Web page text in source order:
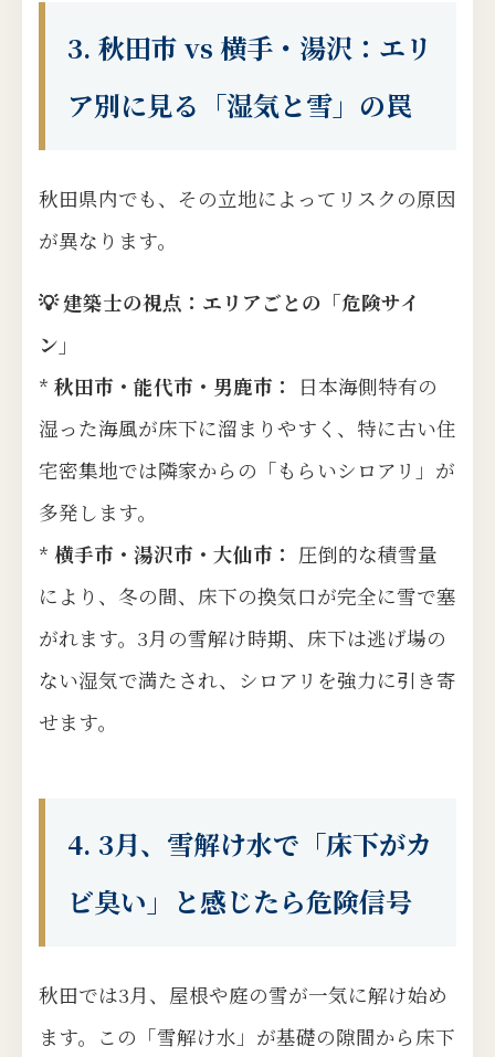
3. 秋田市 vs 横手・湯沢：エリ
ア別に見る「湿気と雪」の罠
秋田県内でも、その立地によってリスクの原因
が異なります。
💡 建築士の視点：エリアごとの「危険サイ
ン」
* 秋田市・能代市・男鹿市：
日本海側特有の
湿った海風が床下に溜まりやすく、特に古い住
宅密集地では隣家からの「もらいシロアリ」が
多発します。
* 横手市・湯沢市・大仙市： 圧倒的な積雪量
により、冬の間、床下の換気口が完全に雪で塞
がれます。3月の雪解け時期、床下は逃げ場の
ない湿気で満たされ、シロアリを強力に引き寄
せます。
4. 3月、雪解け水で「床下がカ
ビ臭い」と感じたら危険信号
秋田では3月、屋根や庭の雪が一気に解け始め
ます。この「雪解け水」が基礎の隙間から床下